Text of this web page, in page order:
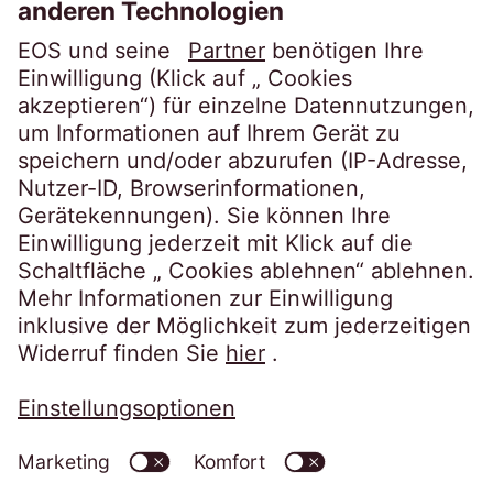
Karriere
Folgen Sie uns auf
Datenschutzerklärung